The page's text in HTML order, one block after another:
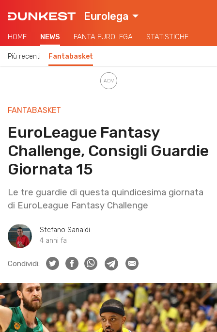
Eurolega
HOME NEWS FANTA EUROLEGA STATISTICHE
Più recenti Fantabasket
FANTABASKET
EuroLeague Fantasy
Challenge, Consigli Guardie
Giornata 15
Le tre guardie di questa quindicesima giornata
di EuroLeague Fantasy Challenge
Stefano Sanaldi
4 anni fa
Condividi: